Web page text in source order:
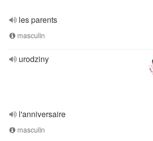
les parents
masculin
urodziny
l'anniversaire
masculin